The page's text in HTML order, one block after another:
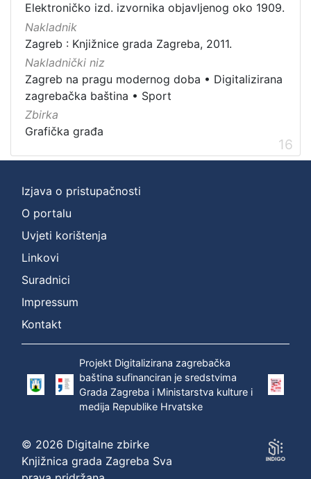
Elektroničko izd. izvornika objavljenog oko 1909.
Nakladnik
Zagreb : Knjižnice grada Zagreba, 2011.
Nakladnički niz
Zagreb na pragu modernog doba • Digitalizirana
zagrebačka baština • Sport
Zbirka
Grafička građa
16
Izjava o pristupačnosti
O portalu
Uvjeti korištenja
Linkovi
Suradnici
Impressum
Kontakt
Projekt Digitalizirana zagrebačka
baština sufinanciran je sredstvima
Grada Zagreba i Ministarstva kulture i
medija Republike Hrvatske
© 2026 Digitalne zbirke
Knjižnica grada Zagreba Sva